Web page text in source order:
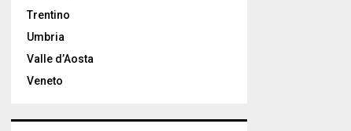
Trentino
Umbria
Valle d’Aosta
Veneto